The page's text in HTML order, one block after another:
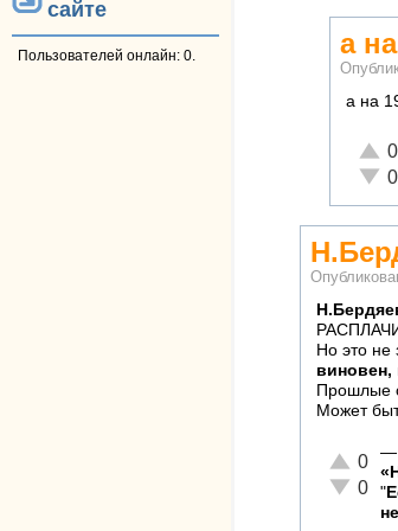
сайте
Пользователей онлайн: 0. а
а на
0
0
Но это не
Прошлые
Может
Отлично!
0
0
—
"